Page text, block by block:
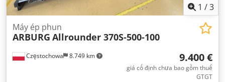
1 /3
Częstochowa 8.749 km
Máy ép phun
ARBURG Allrounder 370S-500-100
9.400 €
giá cố định chưa bao gồm thuế
GTGT